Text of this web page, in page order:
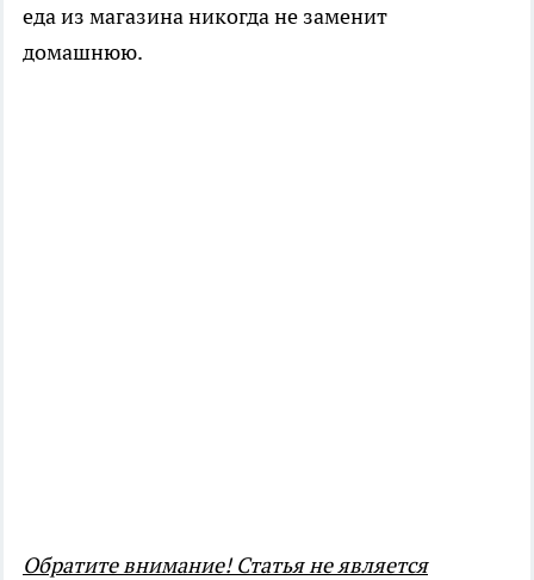
еда из магазина никогда не заменит
домашнюю.
Обратите внимание! Статья не является